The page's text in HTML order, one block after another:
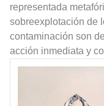
representada
sobreexplotación de
contaminación son
acción inmediata y